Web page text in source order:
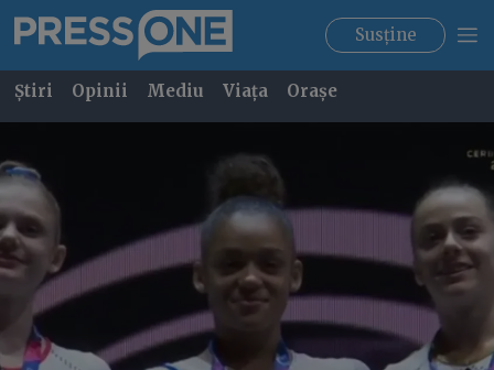
Susține
Știri Opinii Mediu Viața Orașe